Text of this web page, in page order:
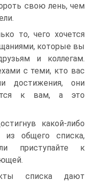
свою лень, чем
то, чего хочется
которые вы
и коллегам.
с теми, кто вас
достижения, они
к вам, а это
какой-либо
из общего списка,
приступайте к
списка дают